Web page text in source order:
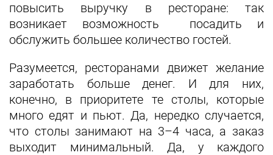
повысить выручку в ресторане: так
возникает возможность посадить и
обслужить большее количество гостей.
Разумеется, ресторанами движет желание
заработать больше денег. И для них,
конечно, в приоритете те столы, которые
много едят и пьют. Да, нередко случается,
что столы занимают на 3–4 часа, а заказ
выходит минимальный. Да, у каждого